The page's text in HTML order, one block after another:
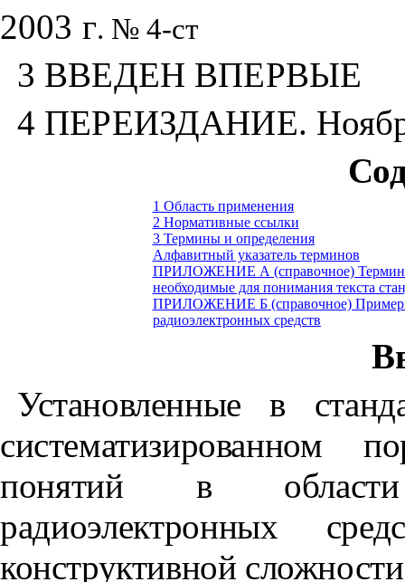
2003 г. № 4-ст
3 ВВЕДЕН ВПЕРВЫЕ
4 ПЕРЕИЗДАНИЕ.
1 Область применения
2 Нормативные ссылки
3 Термины и определения
Алфавитный указатель терминов
ПРИЛОЖЕНИЕ А (справочное) Термины
необходимые для понимания текста
ПРИЛОЖЕНИЕ Б (справочное) Примеры
радиоэлектронных средств
Установленные в
систематизированном
понятий в области
радиоэлектронных
конструктивной